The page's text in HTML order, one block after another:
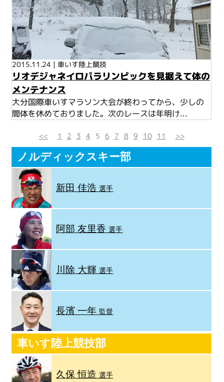
2015.11.24 |車いす陸上競技
リオデジャネイロパラリンピックを見据えて体の
メンテナンス
大分国際車いすマラソン大会が終わってから、少しの
間体を休めておりました。次のレースは年明け...
<< 1 2 3 4 5 6 7 8 9 10 11 >>
ノルディックスキー部
新田 佳浩選手
阿部 友里香選手
川除 大輝選手
長濱 一年 監督
車いす陸上競技部
久保 恒造選手